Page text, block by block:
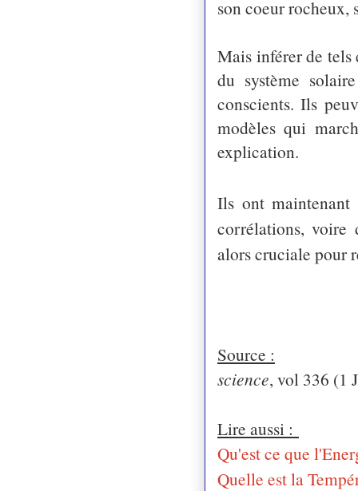
son coeur rocheux,
Mais inférer de tels
du système
conscients. Ils
modèles qui
explication.
Ils ont
corrélations, voire
alors cruciale pour
Source :
science, vol 336 (1
Lire aussi :
Qu'est ce que
Quelle est la